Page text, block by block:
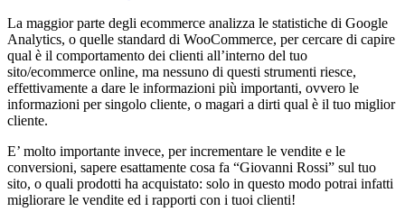
La maggior parte degli ecommerce analizza le statistiche di Google
Analytics, o quelle standard di WooCommerce, per cercare di capire
qual è il comportamento dei clienti all’interno del tuo
sito/ecommerce online, ma nessuno di questi strumenti riesce,
effettivamente a dare le informazioni più importanti, ovvero le
informazioni per singolo cliente, o magari a dirti qual è il tuo miglior
cliente.
E’ molto importante invece, per incrementare le vendite e le
conversioni, sapere esattamente cosa fa “Giovanni Rossi” sul tuo
sito, o quali prodotti ha acquistato: solo in questo modo potrai infatti
migliorare le vendite ed i rapporti con i tuoi clienti!